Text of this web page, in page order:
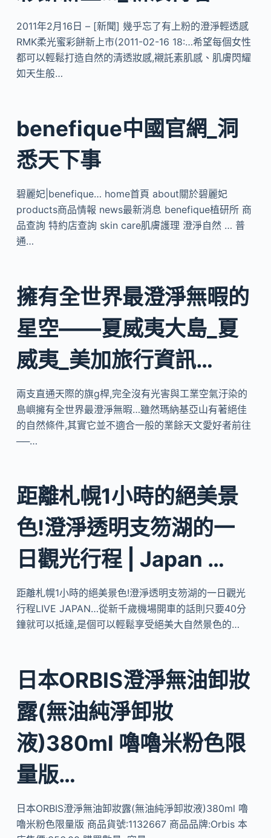
2011年2月16日 – [新聞] 幾乎忘了有上粉的澄淨輕透感
RMK柔光蜜彩餅新上市(2011-02-16 18:…希望每個女性
都可以輕鬆打造自然的清透妝感,襯託素肌感、肌膚閃耀
如天生般…
benefique中國官網_洞
悉天下事
碧麗妃|benefique… home首頁 about關於碧麗妃
products商品情報 news最新消息 benefique植研所 商
品查詢 特約店查詢 skin care肌膚護理 澄淨自然 … 普
通…
擁有全世界最澄淨無暇的
星空——夏威夷大島_夏
威夷_美加旅行資訊…
兩支直通天際的旗g桿,完全沒有光害與工業空氣汙染的
島嶼擁有全世界最澄淨無暇…雖然瑪納基亞山有著絕佳
的自然條件,其實它並不適合一般的業餘天文愛好者前往
──…
距離札幌1小時的絕美景
色!澄淨透明支笏湖的一
日觀光行程 | Japan …
距離札幌1小時的絕美景色!澄淨透明支笏湖的一日觀光
行程LIVE JAPAN…從新千歲機場開車的話則只要40分
鐘就可以抵達,是個可以輕鬆享受絕美大自然景色的…
日本ORBIS澄淨無油卸妝
露(無油純淨卸妝
液)380ml 嚕嚕米粉色限
量版…
日本ORBIS澄淨無油卸妝露(無油純淨卸妝液)380ml 嚕
嚕米粉色限量版 商品貨號:1132667 商品品牌:Orbis 本